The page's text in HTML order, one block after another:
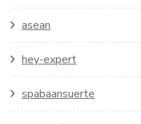
asean
hey-expert
spabaansuerte